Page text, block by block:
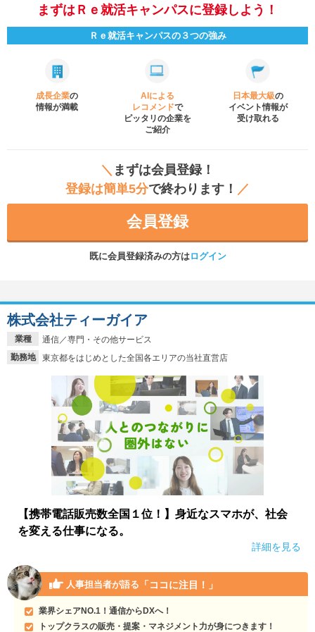
まずはＲｅ就活キャンパスに登録しよう！
Ｒｅ就活キャンパスの３つの強み
成長企業の
情報が満載
AIによる
レコメンドで
ピッタリの企業を
ご紹介
日本最大級の
イベント情報が
受け取れる
＼ まずは会員登録！
登録は簡単5分で終わります！ ／
会員登録
既に会員登録済みの方はログイン
業種
通信／専門・その他サービス
勤務地
東京都をはじめとした全国各エリアの当社直営店
株式会社ティーガイア
【携帯電話販売数全国１位！】身近なスマホが、社会
を変える仕事になる。
詳細を見る
人事担当者が語る 「ココに注目！」
業界シェアNO.1！通信からDXへ！
トップクラスの販売・提案・マネジメント力が身につきます！